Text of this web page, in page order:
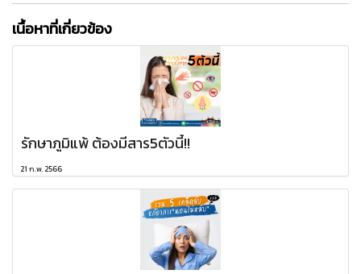
เนื้อหาที่เกี่ยวข้อง
รักษาภูมิแพ้ ต้องมีสาร5ตัวนี้!!
21 ก.พ. 2566